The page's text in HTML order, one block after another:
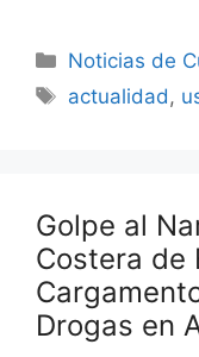
Categories
Noticias de
Tags
actualidad ,
Golpe al
Costera de
Drogas en